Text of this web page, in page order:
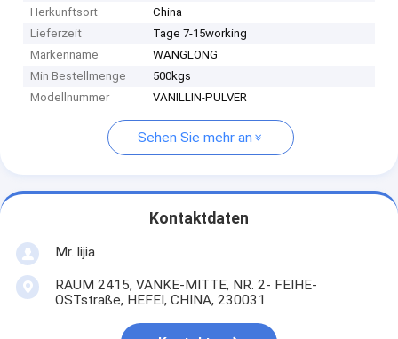
Herkunftsort
China
Lieferzeit
Tage 7-15working
Markenname
WANGLONG
Min Bestellmenge
500kgs
Modellnummer
VANILLIN-PULVER
Sehen Sie mehr an
Kontaktdaten
Mr. lijia
RAUM 2415, VANKE-MITTE, NR. 2- FEIHE-
OSTstraße, HEFEI, CHINA, 230031.